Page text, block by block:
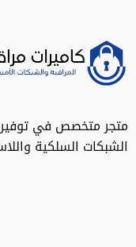
متجر متخصص في توفير
الشبكات السلكية